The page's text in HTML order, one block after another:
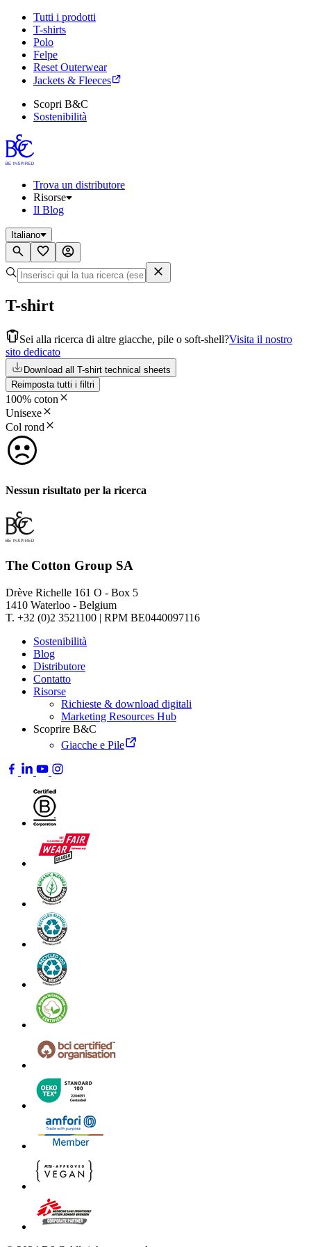
Tutti i prodotti
T-shirts
Polo
Felpe
Reset Outerwear
Jackets & Fleeces
Scopri B&C
Sostenibilità
Trova un distributore
Risorse
Il Blog
Italiano
T-shirt
Sei alla ricerca di altre giacche, pile o soft-shell?Visita il nostro
sito dedicato
Download all T-shirt technical sheets
Reimposta tutti i filtri
100% coton
Unisexe
Col rond
Nessun risultato per la ricerca
The Cotton Group SA
Drève Richelle 161 O - Box 5
1410 Waterloo - Belgium
T. +32 (0)2 3521100 | RPM BE0440097116
Sostenibilità
Blog
Distributore
Contatto
Risorse
Richieste & download digitali
Marketing Resources Hub
Scoprire B&C
Giacche e Pile